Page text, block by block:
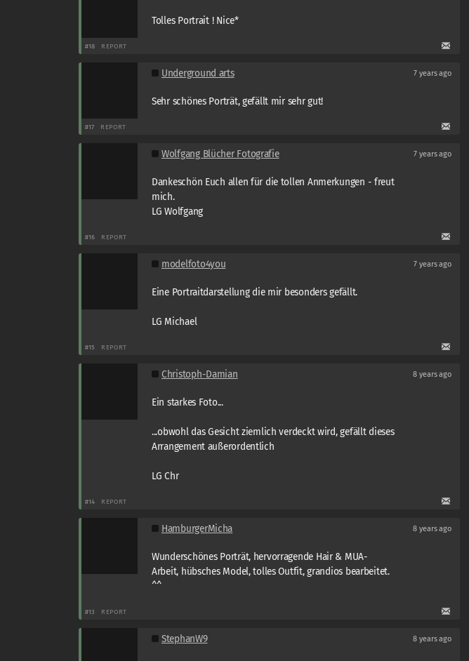
Tolles Portrait ! Nice*
#18 REPORT
Underground arts 7 years ago
Sehr schönes Porträt, gefällt mir sehr gut!
#17 REPORT
Wolfgang Blücher Fotografie 7 years ago
Dankeschön Euch allen für die tollen Anmerkungen - freut
mich.
LG Wolfgang
#16 REPORT
modelfoto4you 7 years ago
Eine Portraitdarstellung die mir besonders gefällt.
LG Michael
#15 REPORT
Christoph-Damian 8 years ago
Ein starkes Foto...
...obwohl das Gesicht ziemlich verdeckt wird, gefällt dieses
Arrangement außerordentlich
LG Chr
#14 REPORT
HamburgerMicha 8 years ago
Wunderschönes Porträt, hervorragende Hair & MUA-
Arbeit, hübsches Model, tolles Outfit, grandios bearbeitet.
^^
#13 REPORT
StephanW9 8 years ago